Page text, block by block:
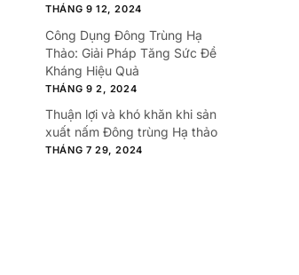
THÁNG 9 12, 2024
Công Dụng Đông Trùng Hạ
Thảo: Giải Pháp Tăng Sức Đề
Kháng Hiệu Quả
THÁNG 9 2, 2024
Thuận lợi và khó khăn khi sản
xuất nấm Đông trùng Hạ thảo
THÁNG 7 29, 2024